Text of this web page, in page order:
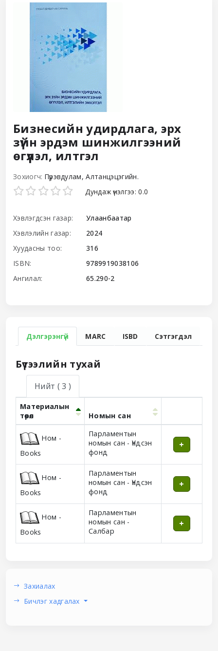
Бизнесийн удирдлага, эрх
зүйн эрдэм шинжилгээний
өгүүлэл, илтгэл
Зохиогч: Пүрэвдулам, Алтанцэцэгийн.
Star ratings Дундаж үнэлгээ: 0.0
Хэвлэгдсэн газар:
Улаанбаатар
Хэвлэлийн газар:
2024
Хуудасны тоо:
316
ISBN:
9789919038106
Ангилал:
65.290-2
Дэлгэрэнгүй MARC ISBD Сэтгэгдэл
Бүтээлийн тухай
Нийт ( 3 )
Материалын
төрөл
Номын сан
Ном -
Books
Парламентын
номын сан - Үндсэн
фонд
Ном -
Books
Парламентын
номын сан - Үндсэн
фонд
Ном -
Books
Парламентын
номын сан -
Салбар
Захиалах
Бичлэг хадгалах